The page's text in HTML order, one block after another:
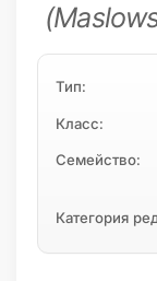
Тип:
Класс:
Семейство:
Категория